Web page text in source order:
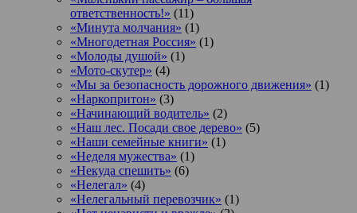
ответственность!» (11)
«Минута молчания» (1)
«Многодетная Россия» (1)
«Молоды душой» (1)
«Мото-скутер» (4)
«Мы за безопасность дорожного движения» (1)
«Наркопритон» (3)
«Начинающий водитель» (2)
«Наш лес. Посади свое дерево» (5)
«Наши семейные книги» (1)
«Неделя мужества» (1)
«Некуда спешить» (6)
«Нелегал» (4)
«Нелегальный перевозчик» (1)